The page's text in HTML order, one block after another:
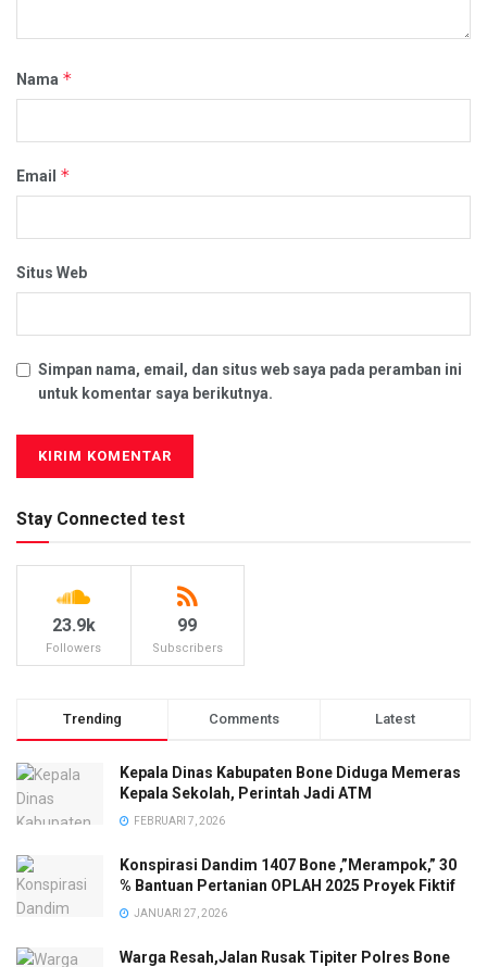
Nama *
Email *
Situs Web
Simpan nama, email, dan situs web saya pada peramban ini
untuk komentar saya berikutnya.
Stay Connected test
23.9k
Followers
99
Subscribers
Trending Comments Latest
Kepala Dinas Kabupaten Bone Diduga Memeras
Kepala Sekolah, Perintah Jadi ATM
FEBRUARI 7, 2026
Konspirasi Dandim 1407 Bone ,”Merampok,” 30
% Bantuan Pertanian OPLAH 2025 Proyek Fiktif
JANUARI 27, 2026
Warga Resah,Jalan Rusak Tipiter Polres Bone